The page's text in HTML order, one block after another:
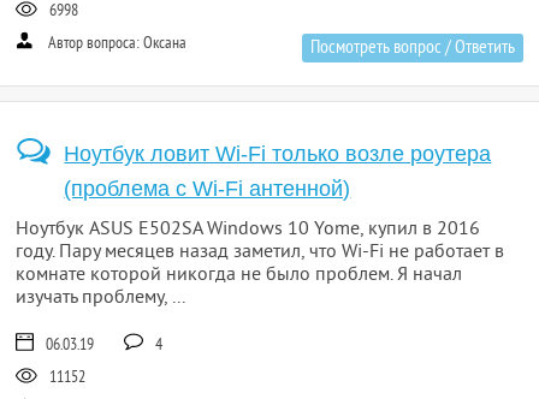
6998
Автор вопроса: Оксана
Посмотреть вопрос / Ответить
Ноутбук ловит Wi-Fi только возле роутера
(проблема с Wi-Fi антенной)
Ноутбук ASUS E502SA Windows 10 Yome, купил в 2016
году. Пару месяцев назад заметил, что Wi-Fi не работает в
комнате которой никогда не было проблем. Я начал
изучать проблему, ...
06.03.19
4
11152